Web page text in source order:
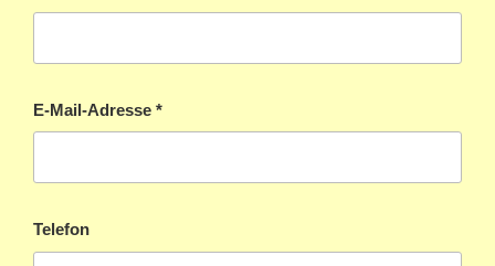
E-Mail-Adresse (erforderlich)
*
Telefon